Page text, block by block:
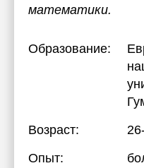
математики.
Образование:
Возраст:
Опыт: